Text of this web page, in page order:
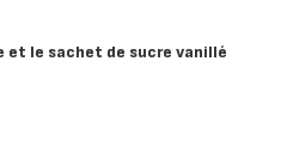
et le sachet de sucre vanillé